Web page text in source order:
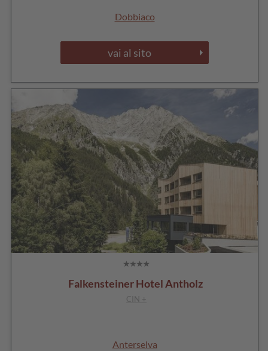
Dobbiaco
vai al sito
Falkensteiner Hotel Antholz
CIN +
Anterselva